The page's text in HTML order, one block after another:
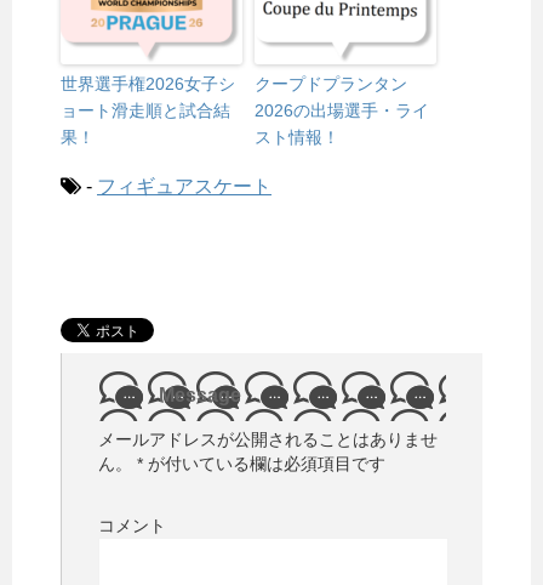
世界選手権2026女子シ
ョート滑走順と試合結
果！
クープドプランタン
2026の出場選手・ライ
スト情報！
- フィギュアスケート
Message
メールアドレスが公開されることはありませ
ん。
* が付いている欄は必須項目です
コメント